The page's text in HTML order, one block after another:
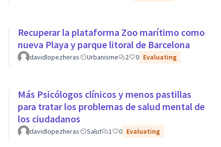
Recuperar la plataforma Zoo marítimo como
nueva Playa y parque litoral de Barcelona
davidlopezheras Urbanisme 2 0 Evaluating
Más Psicólogos clínicos y menos pastillas
para tratar los problemas de salud mental de
los ciudadanos
davidlopezheras Salut 1 0 Evaluating